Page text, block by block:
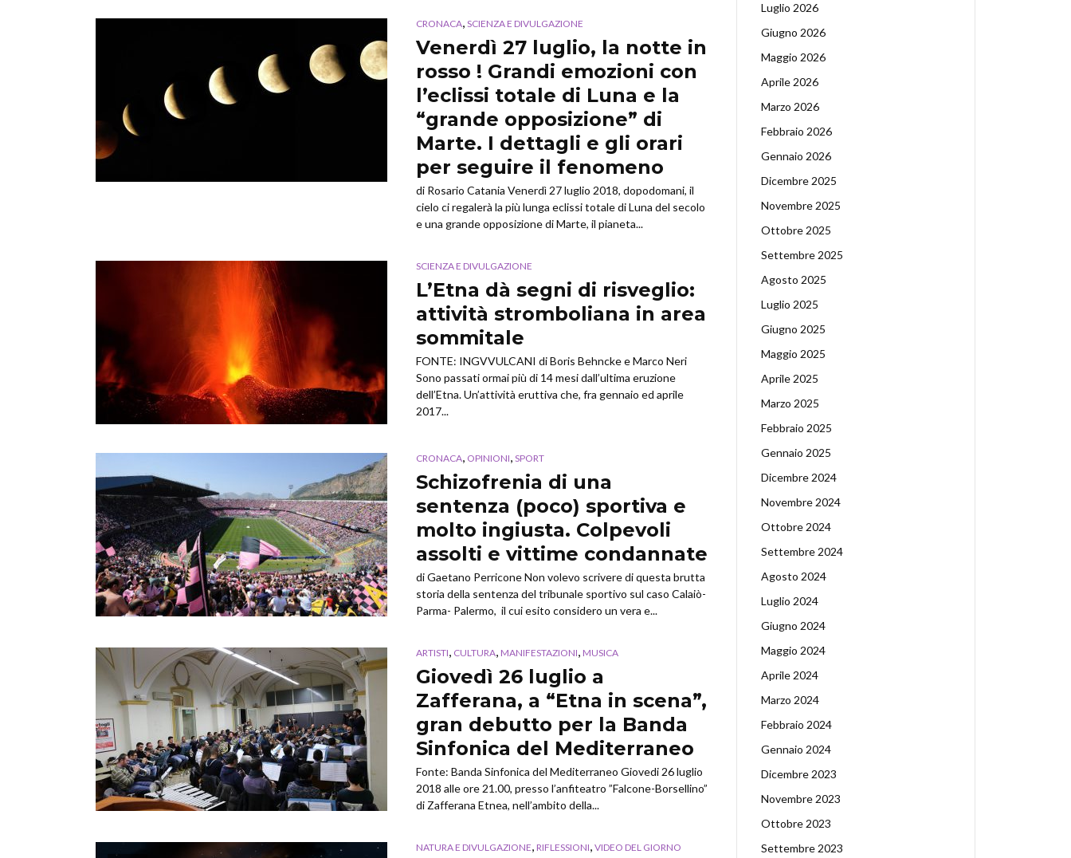
CRONACA, SCIENZA E DIVULGAZIONE
Venerdì 27 luglio, la notte in
rosso ! Grandi emozioni con
l’eclissi totale di Luna e la
“grande opposizione” di
Marte. I dettagli e gli orari
per seguire il fenomeno
di Rosario Catania Venerdì 27 luglio 2018, dopodomani, il
cielo ci regalerà la più lunga eclissi totale di Luna del secolo
e una grande opposizione di Marte, il pianeta...
SCIENZA E DIVULGAZIONE
L’Etna dà segni di risveglio:
attività stromboliana in area
sommitale
FONTE: INGVVULCANI di Boris Behncke e Marco Neri
Sono passati ormai più di 14 mesi dall’ultima eruzione
dell’Etna. Un’attività eruttiva che, fra gennaio ed aprile
2017...
CRONACA, OPINIONI, SPORT
Schizofrenia di una
sentenza (poco) sportiva e
molto ingiusta. Colpevoli
assolti e vittime condannate
di Gaetano Perricone Non volevo scrivere di questa brutta
storia della sentenza del tribunale sportivo sul caso Calaiò-
Parma- Palermo, il cui esito considero un vera e...
ARTISTI, CULTURA, MANIFESTAZIONI, MUSICA
Giovedì 26 luglio a
Zafferana, a “Etna in scena”,
gran debutto per la Banda
Sinfonica del Mediterraneo
Fonte: Banda Sinfonica del Mediterraneo Giovedi 26 luglio
2018 alle ore 21.00, presso l’anfiteatro ”Falcone-Borsellino”
di Zafferana Etnea, nell’ambito della...
NATURA E DIVULGAZIONE, RIFLESSIONI, VIDEO DEL GIORNO
Luglio 2026
Giugno 2026
Maggio 2026
Aprile 2026
Marzo 2026
Febbraio 2026
Gennaio 2026
Dicembre 2025
Novembre 2025
Ottobre 2025
Settembre 2025
Agosto 2025
Luglio 2025
Giugno 2025
Maggio 2025
Aprile 2025
Marzo 2025
Febbraio 2025
Gennaio 2025
Dicembre 2024
Novembre 2024
Ottobre 2024
Settembre 2024
Agosto 2024
Luglio 2024
Giugno 2024
Maggio 2024
Aprile 2024
Marzo 2024
Febbraio 2024
Gennaio 2024
Dicembre 2023
Novembre 2023
Ottobre 2023
Settembre 2023